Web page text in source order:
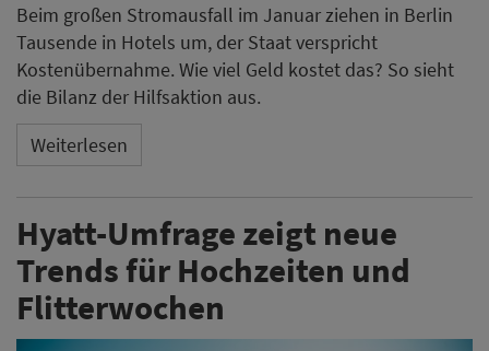
Beim großen Stromausfall im Januar ziehen in Berlin
Tausende in Hotels um, der Staat verspricht
Kostenübernahme. Wie viel Geld kostet das? So sieht
die Bilanz der Hilfsaktion aus.
Weiterlesen
Hyatt-Umfrage zeigt neue
Trends für Hochzeiten und
Flitterwochen